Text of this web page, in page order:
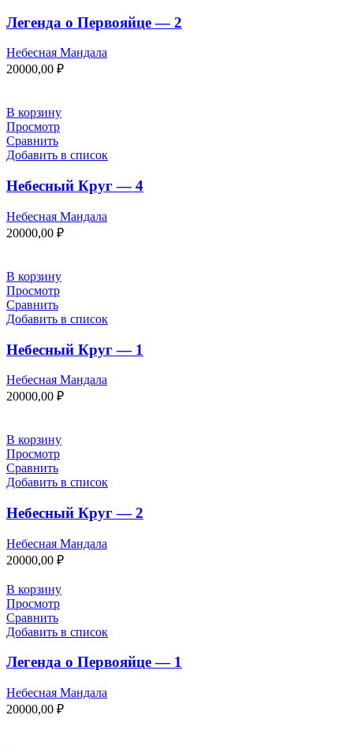
Легенда о Первояйце — 2
Небесная Мандала
20000,00 ₽
В корзину
Просмотр
Сравнить
Добавить в список
Небесный Круг — 4
Небесная Мандала
20000,00 ₽
В корзину
Просмотр
Сравнить
Добавить в список
Небесный Круг — 1
Небесная Мандала
20000,00 ₽
В корзину
Просмотр
Сравнить
Добавить в список
Небесный Круг — 2
Небесная Мандала
20000,00 ₽
В корзину
Просмотр
Сравнить
Добавить в список
Легенда о Первояйце — 1
Небесная Мандала
20000,00 ₽